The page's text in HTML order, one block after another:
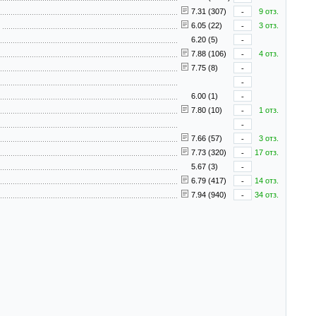
7.31 (307)
-
9 отз.
6.05 (22) -
3 отз.
6.20 (5)
-
7.88 (106)
-
4 отз.
7.75 (8)
-
-
6.00 (1)
-
7.80 (10)
-
1 отз.
-
7.66 (57)
-
3 отз.
7.73 (320)
-
17 отз.
5.67 (3)
-
6.79 (417)
-
14 отз.
7.94 (940)
- 34 отз.